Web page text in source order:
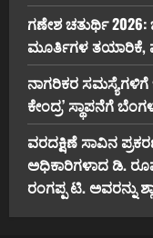
ಗಣೇಶ ಚತುರ್ಥಿ
ಮೂರ್ತಿಗಳ ತಯಾರಿಕೆ,
ನಾಗರಿಕರ
ಕೇಂದ್ರ’ ಸ್ಥಾಪನೆಗೆ
ವರದಕ್ಷಿಣೆ ಸಾವಿನ
ಅಧಿಕಾರಿಗಳಾದ ಡಿ.
ರಂಗಪ್ಪ ಟಿ. ಅವರನ್ನು